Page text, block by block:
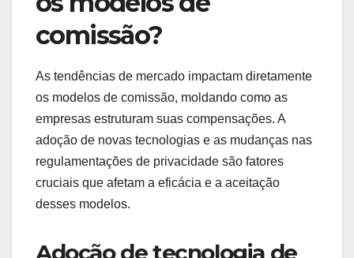
modelo de comissão desde o início. Realizar
reuniões regulares para discutir objetivos e
página.
Outra prática recomendada é documentar
claramente as regras do modelo de comissão e
compartilhá-las com a equipe. Isso não apenas
evita mal-entendidos, mas também estabelece um
padrão de transparência que pode aumentar a